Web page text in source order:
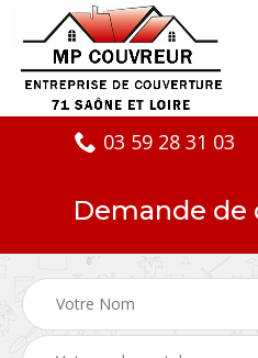
03 59 28 31 03
Demande